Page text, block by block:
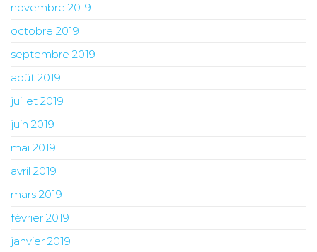
novembre 2019
octobre 2019
septembre 2019
août 2019
juillet 2019
juin 2019
mai 2019
avril 2019
mars 2019
février 2019
janvier 2019